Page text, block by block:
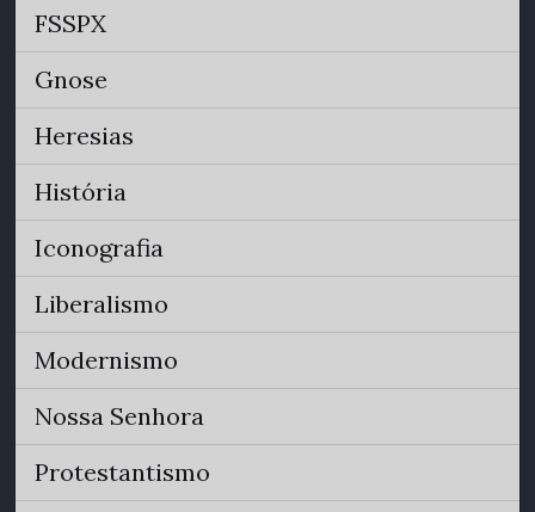
FSSPX
Gnose
Heresias
História
Iconografia
Liberalismo
Modernismo
Nossa Senhora
Protestantismo